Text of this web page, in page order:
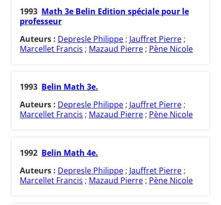
1993 Math 3e Belin Edition spéciale pour le
professeur
Auteurs : Depresle Philippe ; Jauffret Pierre ;
Marcellet Francis ; Mazaud Pierre ; Pène Nicole
1993 Belin Math 3e.
Auteurs : Depresle Philippe; Jauffret Pierre;
Marcellet Francis ; Mazaud Pierre; Pène Nicole
1992 Belin Math 4e.
Auteurs : Depresle Philippe ; Jauffret Pierre ;
Marcellet Francis ; Mazaud Pierre ; Pène Nicole